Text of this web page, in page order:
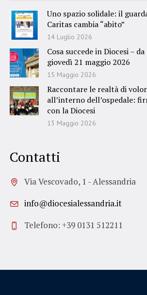
Uno spazio solidale: il
Caritas cambia “abito”
14 Luglio 2026
Cosa succede in Diocesi –
giovedì 21 maggio 2026
15 Maggio 2026
Raccontare le realtà di
all’interno dell’ospedale:
con la Diocesi
13 Maggio 2026
Contatti
Via Vescovado, 1 - Alessandria
info@diocesialessandria.it
Telefono: +39 0131 512211